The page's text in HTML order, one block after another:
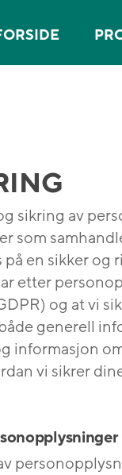
sikring av
som
en sikker og
etter
og at vi
generell
informasjon
vi sikrer